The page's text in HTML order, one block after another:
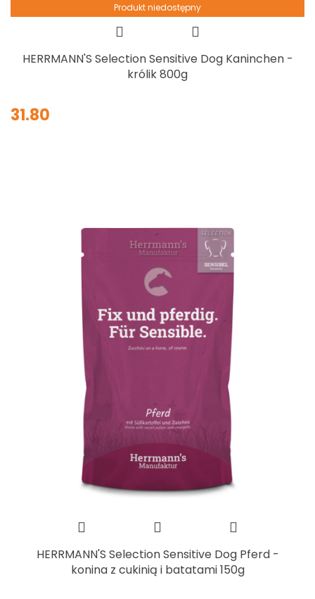
Produkt niedostępny
HERRMANN'S Selection Sensitive Dog Kaninchen -
królik 800g
31.80
HERRMANN'S Selection Sensitive Dog Pferd -
konina z cukinią i batatami 150g